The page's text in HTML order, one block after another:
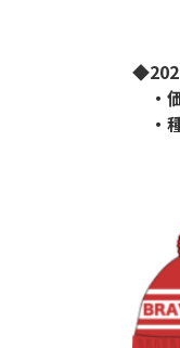
・
・